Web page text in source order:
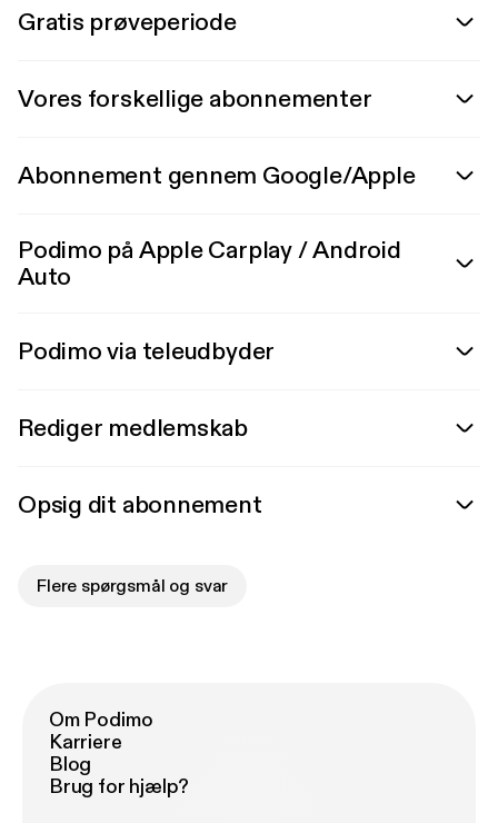
Gratis prøveperiode
Vores forskellige abonnementer
Abonnement gennem Google/Apple
Podimo på Apple Carplay / Android
Auto
Podimo via teleudbyder
Rediger medlemskab
Opsig dit abonnement
Flere spørgsmål og svar
Om Podimo
Karriere
Blog
Brug for hjælp?